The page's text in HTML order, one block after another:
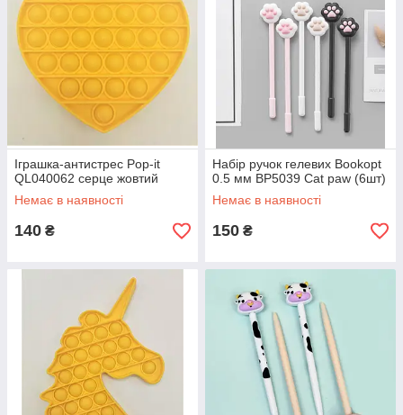
Іграшка-антистрес Pop-it
QL040062 серце жовтий
Немає в наявності
140 ₴
Набір ручок гелевих Bookopt
0.5 мм BP5039 Cat paw (6шт)
Немає в наявності
150 ₴